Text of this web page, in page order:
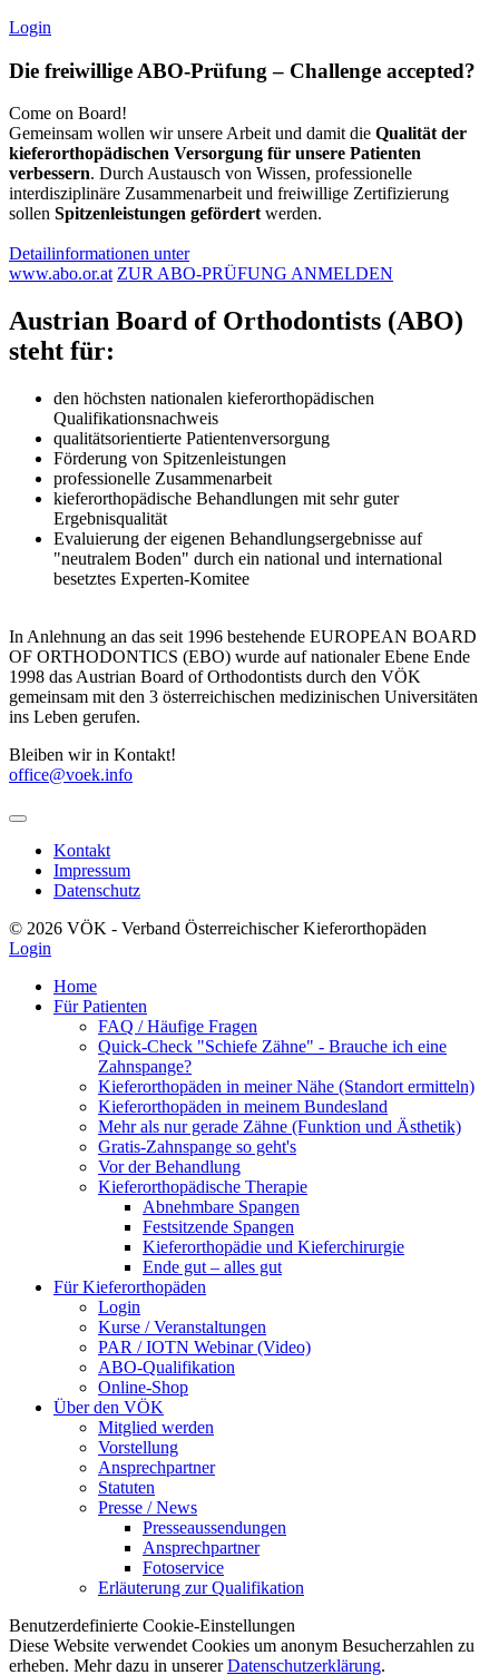
Login
Die freiwillige ABO-Prüfung – Challenge accepted?
Come on Board!
Gemeinsam wollen wir unsere Arbeit und damit die Qualität der
kieferorthopädischen Versorgung für unsere Patienten
verbessern. Durch Austausch von Wissen, professionelle
interdisziplinäre Zusammenarbeit und freiwillige Zertifizierung
sollen Spitzenleistungen gefördertwerden.
Detailinformationen unter
www.abo.or.at ZUR ABO-PRÜFUNG ANMELDEN
Austrian Board of Orthodontists (ABO)
steht für:
den höchsten nationalen kieferorthopädischen
Qualifikationsnachweis
qualitätsorientierte Patientenversorgung
Förderung von Spitzenleistungen
professionelle Zusammenarbeit
kieferorthopädische Behandlungen mit sehr guter
Ergebnisqualität
Evaluierung der eigenen Behandlungsergebnisse auf
"neutralem Boden" durch ein national und international
besetztes Experten-Komitee
In Anlehnung an das seit 1996 bestehende EUROPEAN BOARD
OF ORTHODONTICS (EBO) wurde auf nationaler Ebene Ende
1998 das Austrian Board of Orthodontists durch den VÖK
gemeinsam mit den 3 österreichischen medizinischen Universitäten
ins Leben gerufen.
Bleiben wir in Kontakt!
office@voek.info
Kontakt
Impressum
Datenschutz
© 2026 VÖK - Verband Österreichischer Kieferorthopäden
Login
Home
Für Patienten
FAQ / Häufige Fragen
Quick-Check "Schiefe Zähne" - Brauche ich eine
Zahnspange?
Kieferorthopäden in meiner Nähe (Standort ermitteln)
Kieferorthopäden in meinem Bundesland
Mehr als nur gerade Zähne (Funktion und Ästhetik)
Gratis-Zahnspange so geht's
Vor der Behandlung
Kieferorthopädische Therapie
Abnehmbare Spangen
Festsitzende Spangen
Kieferorthopädie und Kieferchirurgie
Ende gut – alles gut
Für Kieferorthopäden
Login
Kurse / Veranstaltungen
PAR / IOTN Webinar (Video)
ABO-Qualifikation
Online-Shop
Über den VÖK
Mitglied werden
Vorstellung
Ansprechpartner
Statuten
Presse / News
Presseaussendungen
Ansprechpartner
Fotoservice
Erläuterung zur Qualifikation
Benutzerdefinierte Cookie-Einstellungen
Diese Website verwendet Cookies um anonym Besucherzahlen zu
erheben. Mehr dazu in unsererDatenschutzerklärung.